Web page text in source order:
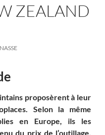
ZEALAND
proposèrent à leur
Selon la même
en Europe, ils les
du prix de l’outillage,